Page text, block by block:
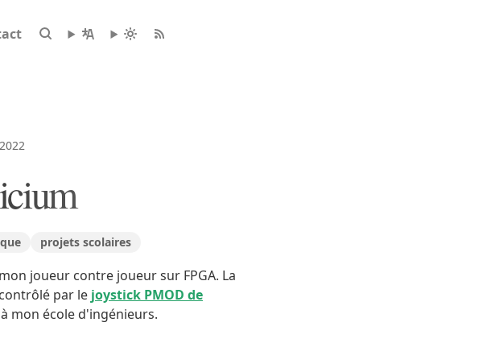
projets scolaires
joueur contre joueur sur FPGA. La
par le joystick PMOD de
mon école d'ingénieurs.